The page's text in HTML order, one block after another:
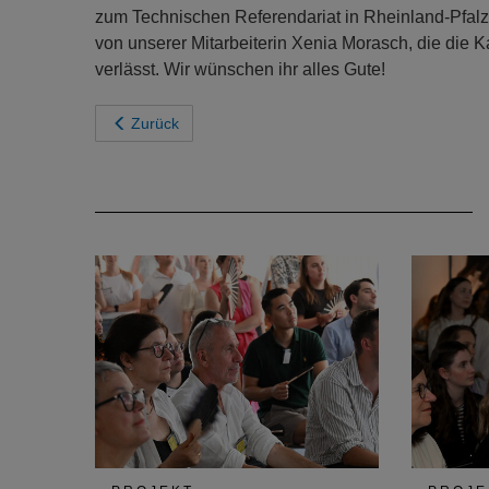
zum Technischen Referendariat in Rheinland-
von unserer Mitarbeiterin Xenia Morasch, die die
verlässt. Wir wünschen ihr alles Gute!
Zurück